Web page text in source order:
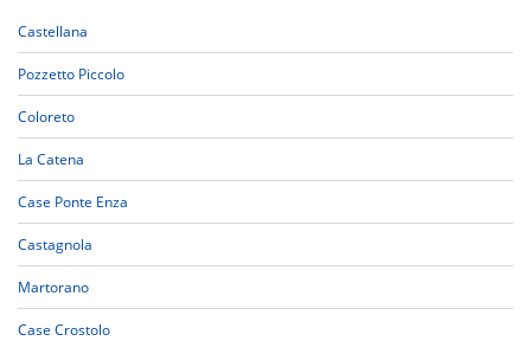
Castellana
Pozzetto Piccolo
Coloreto
La Catena
Case Ponte Enza
Castagnola
Martorano
Case Crostolo